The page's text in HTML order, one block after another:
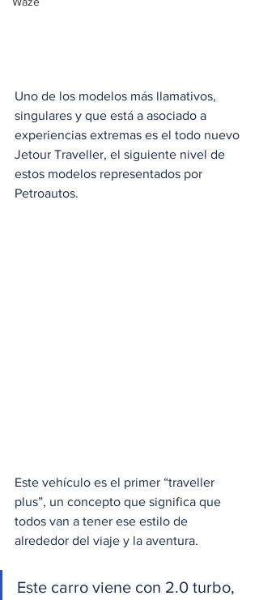
Uno de los modelos más llamativos,
singulares y que está a asociado a
experiencias extremas es el todo nuevo
Jetour Traveller, el siguiente nivel de
estos modelos representados por
Petroautos.
Este vehículo es el primer “traveller
plus”, un concepto que significa que
todos van a tener ese estilo de
alrededor del viaje y la aventura.
Este carro viene con 2.0 turbo,